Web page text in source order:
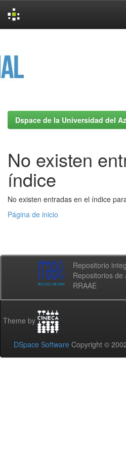
Dspace de la Universidad del
No existen
índice
No existen entradas en el índice
Página de inicio
Repositorio
Repositorios de
RRAAE
Theme by
DSpace Software Copyright ©